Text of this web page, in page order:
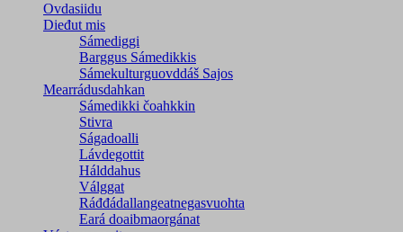
Ovdasiidu
Dieđut mis
Sámediggi
Barggus Sámedikkis
Sámekulturguovddáš Sajos
Mearrádusdahkan
Sámedikki čoahkkin
Stivra
Ságadoalli
Lávdegottit
Hálddahus
Válggat
Ráđđádallangeatnegas­vuohta
Eará doaibmaorgánat